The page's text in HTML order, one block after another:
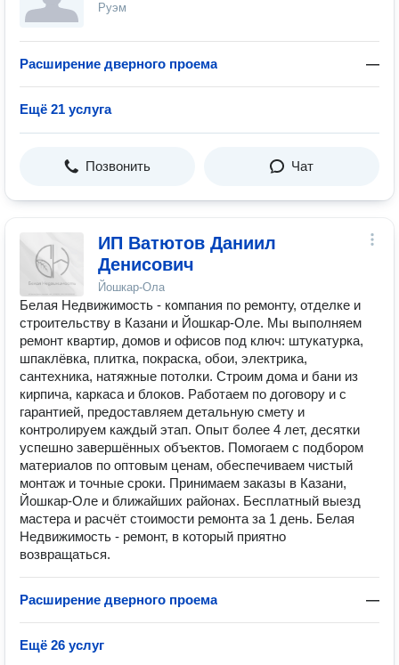
Руэм
Расширение дверного проема —
Ещё 21 услуга
Позвонить Чат
ИП Ватютов Даниил
Денисович
Йошкар-Ола
Белая Недвижимость - компания по ремонту, отделке и
строительству в Казани и Йошкар-Оле. Мы выполняем
ремонт квартир, домов и офисов под ключ: штукатурка,
шпаклёвка, плитка, покраска, обои, электрика,
сантехника, натяжные потолки. Строим дома и бани из
кирпича, каркаса и блоков. Работаем по договору и с
гарантией, предоставляем детальную смету и
контролируем каждый этап. Опыт более 4 лет, десятки
успешно завершённых объектов. Помогаем с подбором
материалов по оптовым ценам, обеспечиваем чистый
монтаж и точные сроки. Принимаем заказы в Казани,
Йошкар-Оле и ближайших районах. Бесплатный выезд
мастера и расчёт стоимости ремонта за 1 день. Белая
Недвижимость - ремонт, в который приятно
возвращаться.
Расширение дверного проема —
Ещё 26 услуг